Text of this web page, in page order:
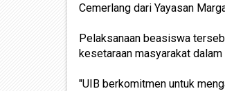
Cemerlang dari Yayasan
Pelaksanaan beasiswa
kesetaraan masyarakat
"UIB berkomitmen untuk